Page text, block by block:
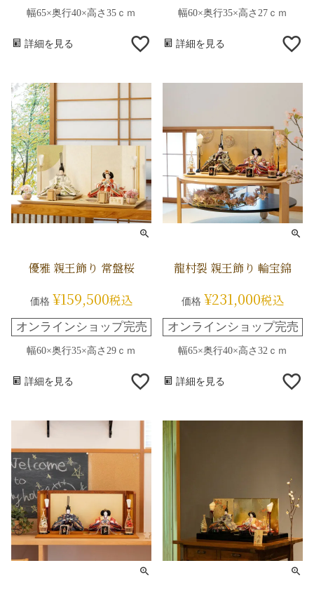
幅65×奥行40×高さ35ｃｍ
詳細を見る
幅60×奥行35×高さ27ｃｍ
詳細を見る
優雅 親王飾り 常盤桜
価格 ¥159,500税込
オンラインショップ完売
幅60×奥行35×高さ29ｃｍ
詳細を見る
龍村裂 親王飾り 輪宝錦
価格 ¥231,000税込
オンラインショップ完売
幅65×奥行40×高さ32ｃｍ
詳細を見る